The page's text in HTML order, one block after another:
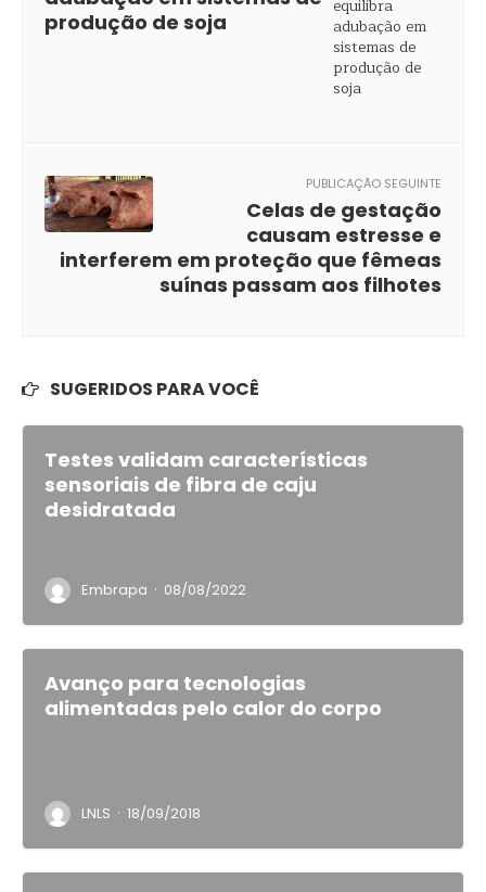
produção de soja
PUBLICAÇÃO SEGUINTE
Celas de gestação
causam estresse e
interferem em proteção que fêmeas
suínas passam aos filhotes
SUGERIDOS PARA VOCÊ
Testes validam características
sensoriais de fibra de caju
desidratada
Embrapa · 08/08/2022
Avanço para tecnologias
alimentadas pelo calor do corpo
LNLS · 18/09/2018